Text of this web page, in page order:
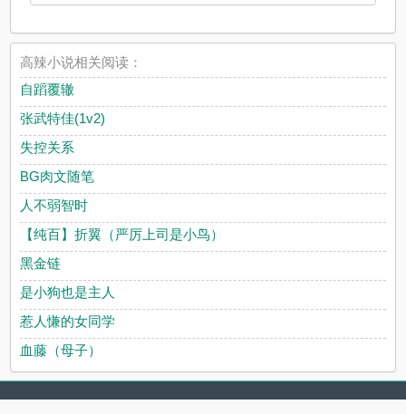
高辣小说相关阅读：
自蹈覆辙
张武特佳(1v2)
失控关系
BG肉文随笔
人不弱智时
【纯百】折翼（严厉上司是小鸟）
黑金链
是小狗也是主人
惹人慊的女同学
血藤（母子）